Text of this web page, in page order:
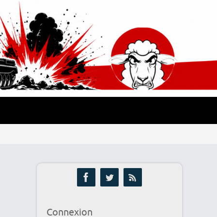
Connexion